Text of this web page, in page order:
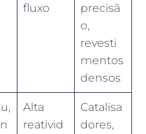
fluxo
precisã
o,
revesti
mentos
densos
Alta
reativid
Catalisa
dores,